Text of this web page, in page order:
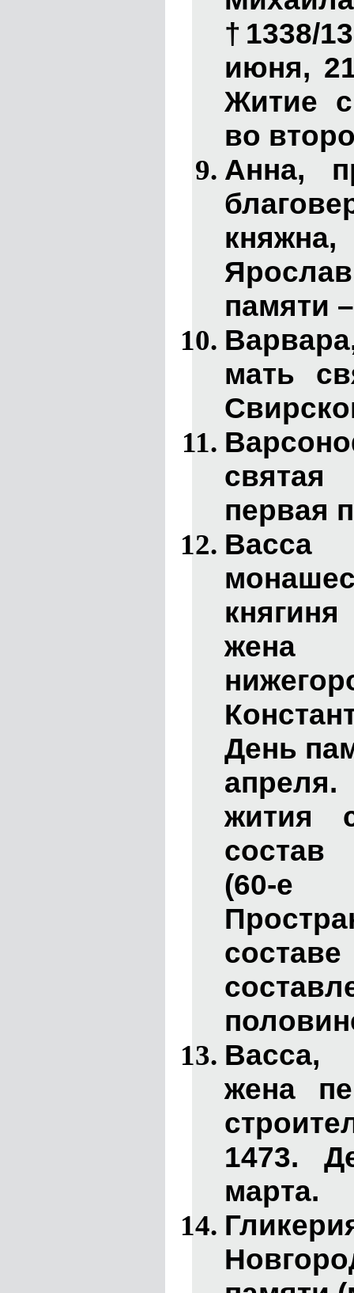
†1338/
июня,
Житие
во
Анна,
памяти
Варвара
мать
первая
Васса
День
апреля.
жития
состав
(60-е
Васса,
жена
1473.
марта.